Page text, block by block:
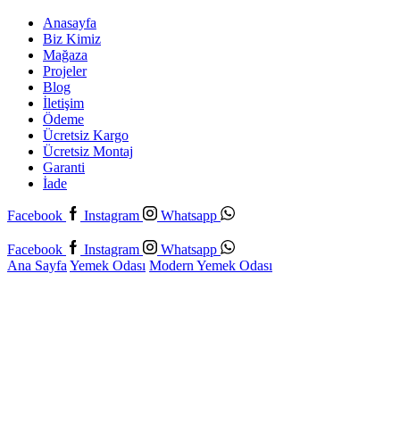
Anasayfa
Biz Kimiz
Mağaza
Projeler
Blog
İletişim
Ödeme
Ücretsiz Kargo
Ücretsiz Montaj
Garanti
İade
Facebook Instagram Whatsapp
Facebook Instagram
Whatsapp
Ana Sayfa Yemek Odası Modern Yemek Odası